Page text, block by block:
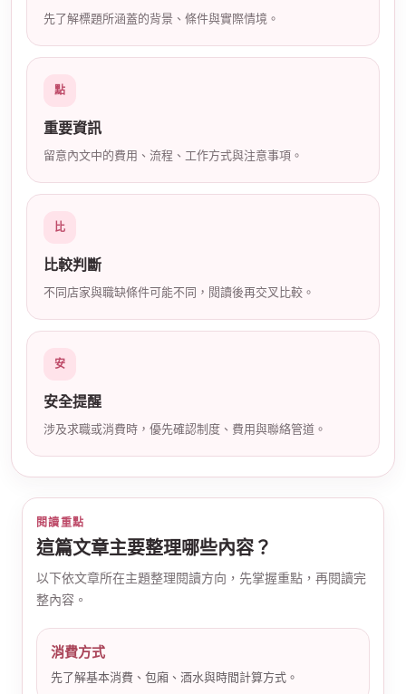
先了解標題所涵蓋的背景、條件與實際情境。
點
重要資訊
留意內文中的費用、流程、工作方式與注意事項。
比
比較判斷
不同店家與職缺條件可能不同，閱讀後再交叉比較。
安
安全提醒
涉及求職或消費時，優先確認制度、費用與聯絡管道。
閱讀重點
這篇文章主要整理哪些內容？
以下依文章所在主題整理閱讀方向，先掌握重點，再閱讀完
整內容。
消費方式
先了解基本消費、包廂、酒水與時間計算方式。